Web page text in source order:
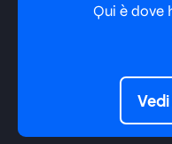
Qui è dove